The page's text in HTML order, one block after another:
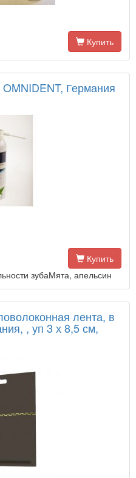
Купить
Германия
Купить
зубаМята, апельсин
лента, в
, уп 3 х 8,5 см,